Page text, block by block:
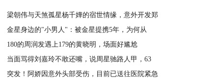
梁朝伟与天煞孤星杨千嬅的宿世情缘，意外开发郑
金星身边的"小男人"：被金星提携5年，为何从
180的周润发遇上179的黄晓明，场面好尴尬
当面骂得刘嘉玲不敢还嘴，说周星驰路人甲，63
突发！阿娇因意外头部受伤，目前已送往医院紧急